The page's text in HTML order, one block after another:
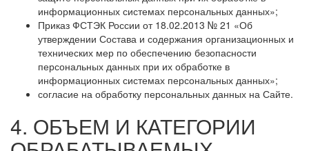
информационных системах персональных данных»;
Приказ ФСТЭК России от 18.02.2013 № 21 «Об
утверждении Состава и содержания организационных и
технических мер по обеспечению безопасности
персональных данных при их обработке в
информационных системах персональных данных»;
согласие на обработку персональных данных на Сайте.
4. ОБЪЕМ И КАТЕГОРИИ